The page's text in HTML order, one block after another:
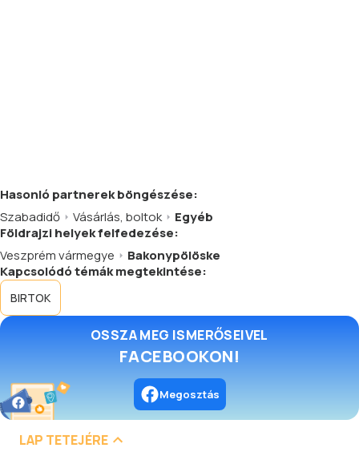
Hasonló partnerekböngészése:
Szabadidő
Vásárlás, boltok
Egyéb
Földrajzi helyek felfedezése:
Veszprém vármegye
Bakonypölöske
Kapcsolódó témák megtekintése:
BIRTOK
OSSZA MEG ISMERŐSEIVEL
FACEBOOKON!
Megosztás
LAP TETEJÉRE